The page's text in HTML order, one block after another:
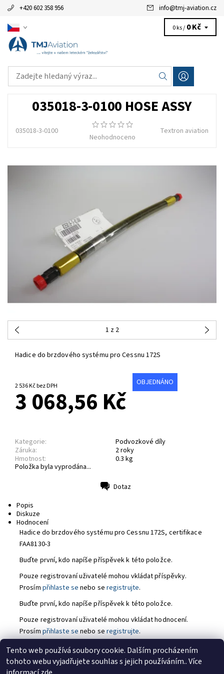
+420 602 358 956 info@tmj-aviation.cz
0 ks / 0 Kč
035018-3-0100 HOSE ASSY
035018-3-0100
Neohodnoceno
Textron aviation
1 z 2
Hadice do brzdového systému pro Cessnu 172S
2 536 Kč bez DPH OBJEDNÁNO
3 068,56 Kč
Kategorie:
Podvozkové díly
Záruka:
2 roky
Hmotnost:
0.3 kg
Položka byla vyprodána...
Dotaz
Popis
Diskuze
Hodnocení
Hadice do brzdového systému pro Cessnu 172S, certifikace
FAA8130-3
Buďte první, kdo napíše příspěvek k této položce.
Pouze registrovaní uživatelé mohou vkládat příspěvky.
Prosím přihlaste se nebo se registrujte.
Buďte první, kdo napíše příspěvek k této položce.
Pouze registrovaní uživatelé mohou vkládat hodnocení.
Prosím přihlaste se nebo se registrujte.
https://tmj-aviation.cz
Tento web používá soubory cookie. Dalším procházením
tohoto webu vyjadřujete souhlas s jejich používáním.. Více